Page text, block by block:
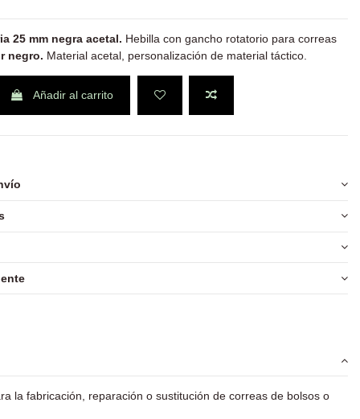
25 mm negra acetal. Hebilla con gancho rotatorio para correas
negro. Material acetal, personalización de material táctico.
Añadir al carrito
la fabricación, reparación o sustitución de correas de bolsos o